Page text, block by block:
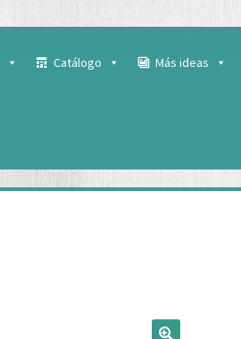
Catálogo Más ideas